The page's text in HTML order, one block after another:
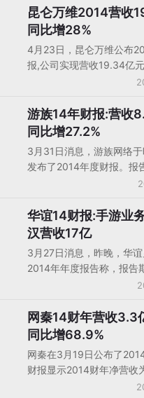
昆仑万维2014营收
同比增28%
4月23日，昆仑万维公布
报,公司实现营收19.34亿
28.09%;归属于上市公司
利润3.21亿元,同比增长
每股收益01.55元。
游族14年财报:营收
同比增27.2%
3月31日消息，游族网络
发布了2014年度财报。报
该公司去年营收8.435亿
增长40.29%。
华谊14财报:手游业
汉营收17亿
3月27日消息，昨晚，华
2014年年度报告称，报告
2014年度实现营业收入
东的净利润8.97亿元，同
51.93%；基本每股收益
中，手机游戏业务表现最为
其收购的银汉科技公布的
2014年银汉科技全年收入
比2013年增长112.5%，
网秦14财年营收3.3
同比增68.9%
网秦在3月19日公布了
财报显示2014财年净营收
美元，比2013财年的